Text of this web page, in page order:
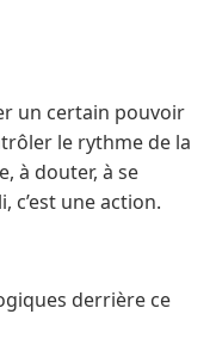
un certain pouvoir
le rythme de la
à douter, à se
c’est une action.
derrière ce